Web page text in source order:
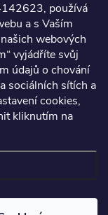
používá
a s Vaším
webových
vyjádříte svůj
údajů o chování
sociálních sítích a
cookies,
kliknutím na